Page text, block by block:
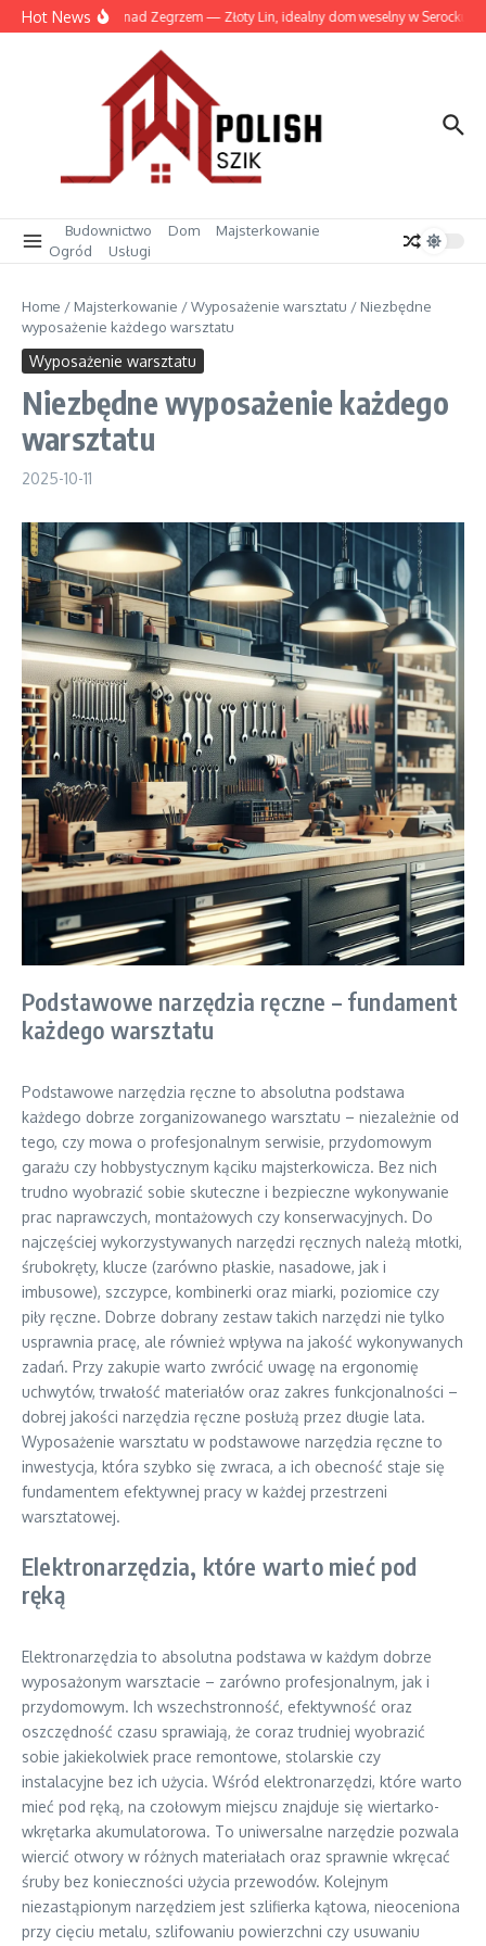
Przejdź do treści
Hot NewsWesele nad Zegrzem — Złoty Lin, idealny dom weselny w Serocku
Budownictwo Dom
Majsterkowanie
Ogród
Usługi
Home / Majsterkowanie /Wyposażenie warsztatu / Niezbędne
wyposażenie każdego warsztatu
Wyposażenie warsztatu
Niezbędne wyposażenie każdego
warsztatu
2025-10-11
Podstawowe narzędzia ręczne – fundament
każdego warsztatu
Podstawowe narzędzia ręczne to absolutna podstawa
każdego dobrze zorganizowanego warsztatu – niezależnie od
tego, czy mowa o profesjonalnym serwisie, przydomowym
garażu czy hobbystycznym kąciku majsterkowicza. Bez nich
trudno wyobrazić sobie skuteczne i bezpieczne wykonywanie
prac naprawczych, montażowych czy konserwacyjnych. Do
najczęściej wykorzystywanych narzędzi ręcznych należą młotki,
śrubokręty, klucze (zarówno płaskie, nasadowe, jak i
imbusowe), szczypce, kombinerki oraz miarki, poziomice czy
piły ręczne. Dobrze dobrany zestaw takich narzędzi nie tylko
usprawnia pracę, ale również wpływa na jakość wykonywanych
zadań. Przy zakupie warto zwrócić uwagę na ergonomię
uchwytów, trwałość materiałów oraz zakres funkcjonalności –
dobrej jakości narzędzia ręczne posłużą przez długie lata.
Wyposażenie warsztatu w podstawowe narzędzia ręczne to
inwestycja, która szybko się zwraca, a ich obecność staje się
fundamentem efektywnej pracy w każdej przestrzeni
warsztatowej.
Elektronarzędzia, które warto mieć pod
ręką
Elektronarzędzia to absolutna podstawa w każdym dobrze
wyposażonym warsztacie – zarówno profesjonalnym, jak i
przydomowym. Ich wszechstronność, efektywność oraz
oszczędność czasu sprawiają, że coraz trudniej wyobrazić
sobie jakiekolwiek prace remontowe, stolarskie czy
instalacyjne bez ich użycia. Wśród elektronarzędzi, które warto
mieć pod ręką, na czołowym miejscu znajduje się wiertarko-
wkrętarka akumulatorowa. To uniwersalne narzędzie pozwala
wiercić otwory w różnych materiałach oraz sprawnie wkręcać
śruby bez konieczności użycia przewodów. Kolejnym
niezastąpionym narzędziem jest szlifierka kątowa, nieoceniona
przy cięciu metalu, szlifowaniu powierzchni czy usuwaniu